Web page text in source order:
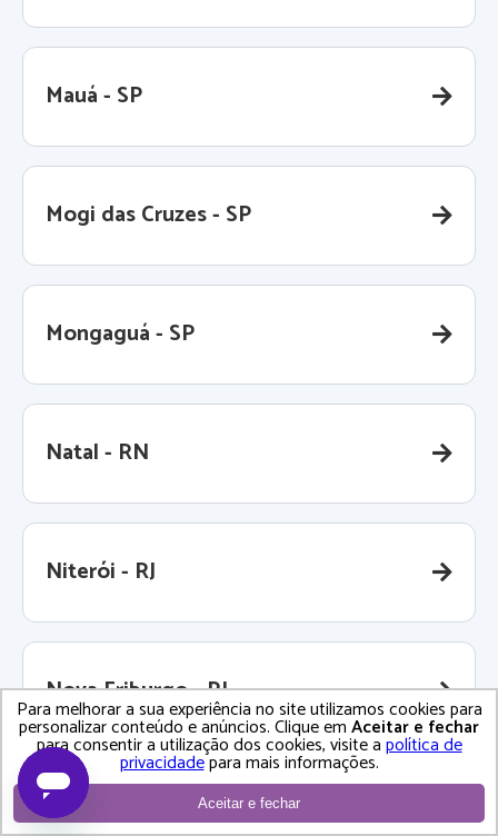
Mauá - SP
Mogi das Cruzes - SP
Mongaguá - SP
Natal - RN
Niterói - RJ
Nova Friburgo - RJ
Nova Iguaçu - RJ
Para melhorar a sua experiência no site utilizamos cookies para
personalizar conteúdo e anúncios. Clique emAceitar e fechar
para consentir a utilização dos cookies, visite apolítica de
privacidadepara mais informações.
Aceitar e fechar